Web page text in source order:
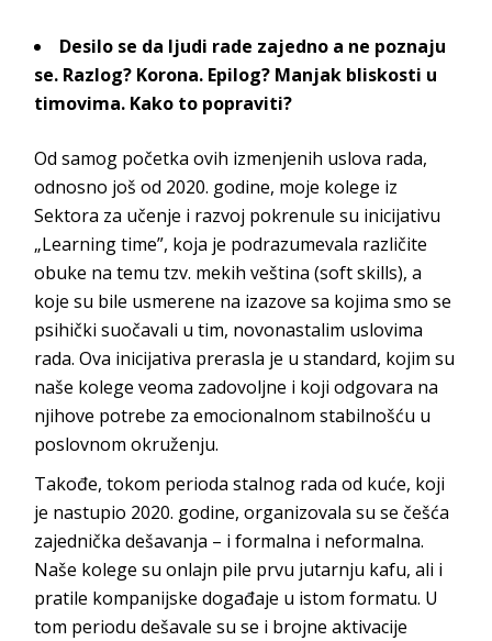
Desilo se da ljudi rade zajedno a ne poznaju
se. Razlog? Korona. Epilog? Manjak bliskosti u
timovima. Kako to popraviti?
Od samog početka ovih izmenjenih uslova rada,
odnosno još od 2020. godine, moje kolege iz
Sektora za učenje i razvoj pokrenule su inicijativu
„Learning time”, koja je podrazumevala različite
obuke na temu tzv. mekih veština (soft skills), a
koje su bile usmerene na izazove sa kojima smo se
psihički suočavali u tim, novonastalim uslovima
rada. Ova inicijativa prerasla je u standard, kojim su
naše kolege veoma zadovoljne i koji odgovara na
njihove potrebe za emocionalnom stabilnošću u
poslovnomokruženju.
Takođe, tokom perioda stalnog rada od kuće, koji
je nastupio 2020. godine, organizovala su se češća
zajednička dešavanja – i formalna i neformalna.
Naše kolege su onlajn pile prvu jutarnju kafu, ali i
pratile kompanijske događaje u istom formatu. U
tom periodu dešavale su se i brojne aktivacije